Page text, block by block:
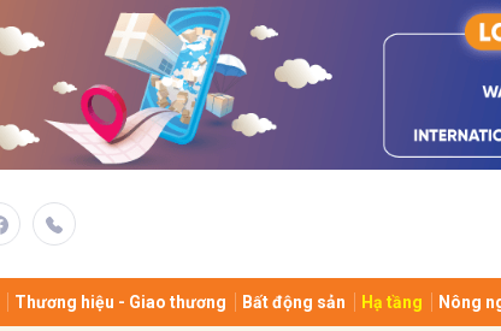
Thương hiệu - Giao thương Bất động sản Hạ tầng Nông
Gửi bình luận